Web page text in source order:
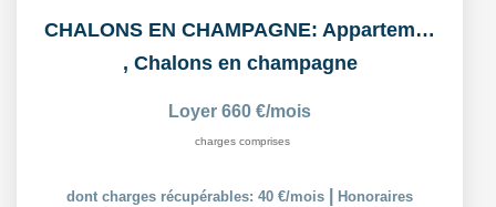
CHALONS EN CHAMPAGNE: Appartement T3 en duplex
, Chalons en champagne
Loyer 660 €/mois
charges comprises
dont charges récupérables: 40 €/mois
Honoraires